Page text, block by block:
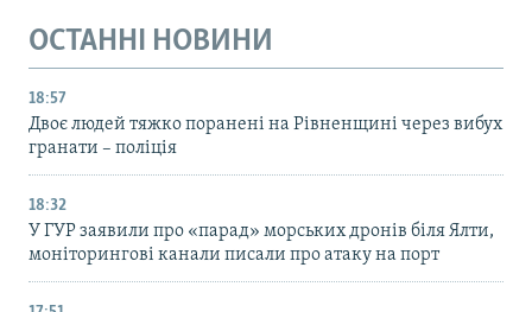
ОСТАННІ НОВИНИ
18:57
Двоє людей тяжко поранені на Рівненщині через вибух
гранати – поліція
18:32
У ГУР заявили про «парад» морських дронів біля Ялти,
моніторингові канали писали про атаку на порт